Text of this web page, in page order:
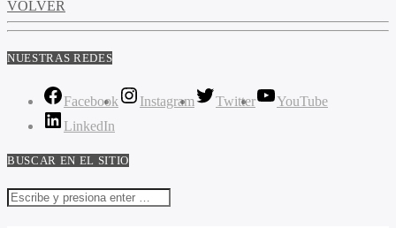
VOLVER
NUESTRAS REDES
Facebook Instagram Twitter
YouTube
LinkedIn
BUSCAR EN EL SITIO